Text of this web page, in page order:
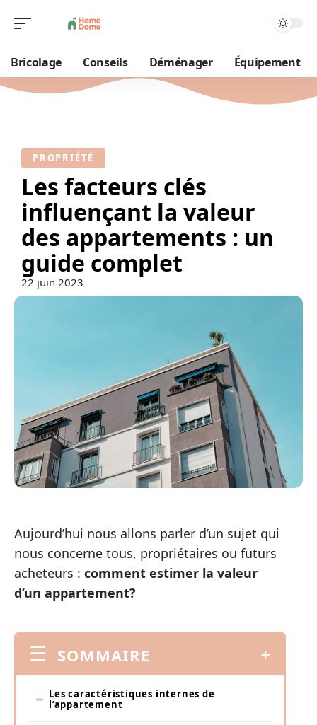
Bricolage Conseils Déménager Équipement
PROPRIÉTÉ
Les facteurs clés
influençant la valeur
des appartements : un
guide complet
22 juin 2023
Aujourd’hui nous allons parler d’un sujet qui
nous concerne tous, propriétaires ou futurs
acheteurs : comment estimer la valeur
d’un appartement?
SOMMAIRE
Les caractéristiques internes de
l’appartement